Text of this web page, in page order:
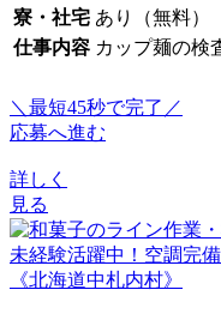
寮・社宅 あり（無料）
仕事内容 カップ麺の検
＼最短45秒で完了／
応募へ進む
詳しく
見る